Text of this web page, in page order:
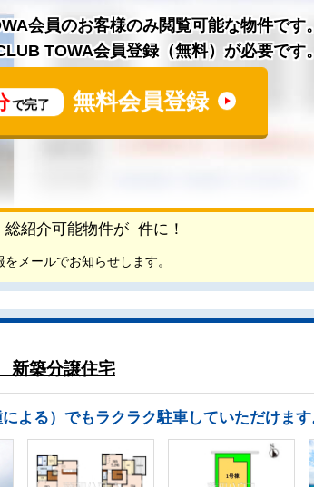
会員のお客様のみ閲覧可能な物件です。
TOWA会員登録（無料）が必要です。
で完了 無料会員登録
総紹介可能物件が 件に！
メールでお知らせします。
築分譲住宅